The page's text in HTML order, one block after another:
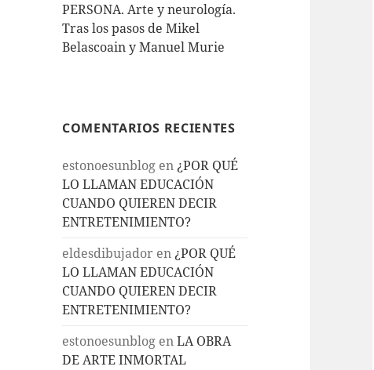
PERSONA. Arte y neurología.
Tras los pasos de Mikel
Belascoain y Manuel Murie
COMENTARIOS RECIENTES
estonoesunblog en¿POR QUÉ
LO LLAMAN EDUCACIÓN
CUANDO QUIEREN DECIR
ENTRETENIMIENTO?
eldesdibujador en¿POR QUÉ
LO LLAMAN EDUCACIÓN
CUANDO QUIEREN DECIR
ENTRETENIMIENTO?
estonoesunblog enLA OBRA
DE ARTE INMORTAL